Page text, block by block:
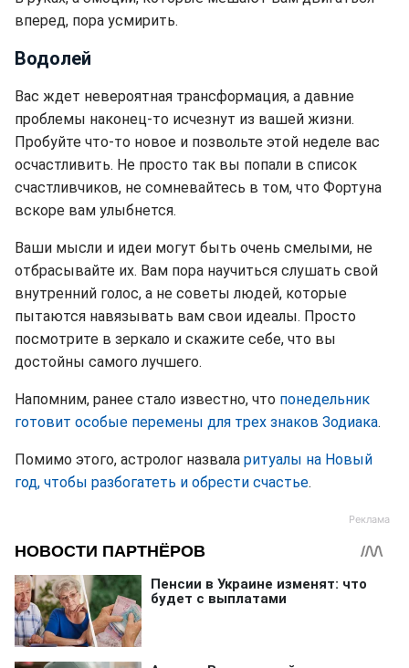
вперед, пора усмирить.
Водолей
Вас ждет невероятная трансформация, а давние
проблемы наконец-то исчезнут из вашей жизни.
Пробуйте что-то новое и позвольте этой неделе вас
осчастливить. Не просто так вы попали в список
счастливчиков, не сомневайтесь в том, что Фортуна
вскоре вам улыбнется.
Ваши мысли и идеи могут быть очень смелыми, не
отбрасывайте их. Вам пора научиться слушать свой
внутренний голос, а не советы людей, которые
пытаются навязывать вам свои идеалы. Просто
посмотрите в зеркало и скажите себе, что вы
достойны самого лучшего.
Напомним, ранее стало известно, что понедельник
готовит особые перемены для трех знаков Зодиака.
Помимо этого, астролог назвала ритуалы на Новый
год, чтобы разбогатеть и обрести счастье.